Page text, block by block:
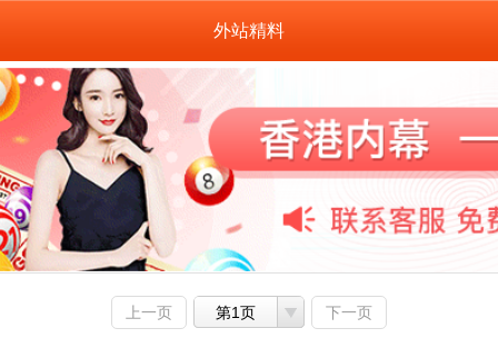
外站精料
上一页 第1页 下一页